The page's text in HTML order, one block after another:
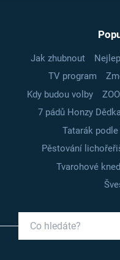
Jak zhubnout
TV program
Kdy budou volby
7 pádů Honzy
Tatarák
Pěstování
Tvarohové